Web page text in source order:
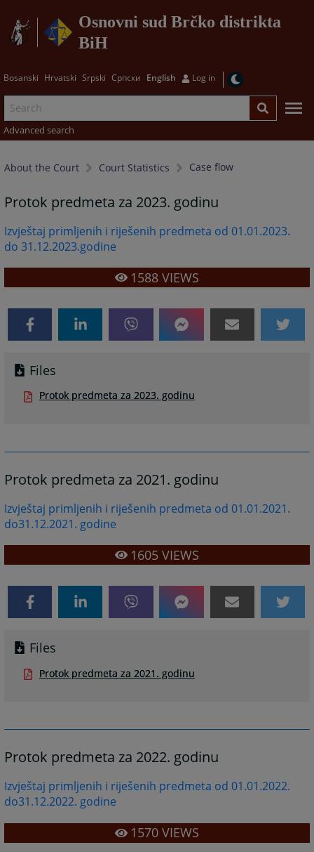
Osnovni sud Brčko distrikta
BiH
Bosanski Hrvatski Srpski Српски English Log in
Advanced search
About the Court Court Statistics Case flow
Protok predmeta za 2023. godinu
Izvještaj primljenih i riješenih predmeta od 01.01.2023.
do 31.12.2023.godine
1588 VIEWS
Files
Protok predmeta za 2023. godinu
Protok predmeta za 2021. godinu
Izvještaj primljenih i riješenih predmeta od 01.01.2021.
do31.12.2021. godine
1605 VIEWS
Files
Protok predmeta za 2021. godinu
Protok predmeta za 2022. godinu
Izvještaj primljenih i riješenih predmeta od 01.01.2022.
do31.12.2022. godine
1570 VIEWS